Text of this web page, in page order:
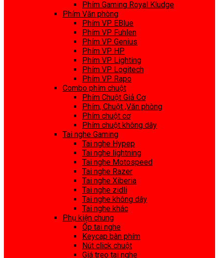
Phím Gaming Royal Kludge
Phím Văn phòng
Phím VP EBlue
Phím VP Fuhlen
Phím VP Genius
Phím VP HP
Phím VP Lighting
Phím VP Logitech
Phím VP Rapo
Combo phím chuột
Phím Chuột Giả Cơ
Phím, Chuột ,Văn phòng
Phím chuột cơ
Phím chuột không dây
Tai nghe Gaming
Tai nghe Hypep
Tai nghe lightning
Tai nghe Motospeed
Tai nghe Razer
Tai nghe Xiberia
Tai nghe zidli
Tai nghe không dây
Tai nghe khác
Phụ kiện chung
Ốp tai nghe
Keycap bàn phím
Nút click chuột
Giá treo tai nghe